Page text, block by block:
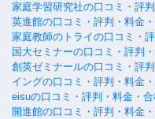
家庭学習研究社の口コミ・評
英進館の口コミ・評判・料金
家庭教師のトライの口コミ・
国大セミナーの口コミ・評判
創英ゼミナールの口コミ・評
イングの口コミ・評判・料金
eisuの口コミ・評判・料金・
開進館の口コミ・評判・料金